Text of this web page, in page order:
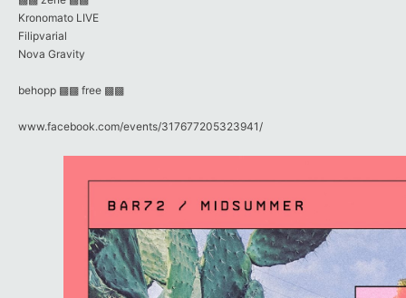
Kronomato LIVE
Filipvarial
Nova Gravity
behopp ▩▩ free ▩▩
www.facebook.com/​events/​317677205323941/​